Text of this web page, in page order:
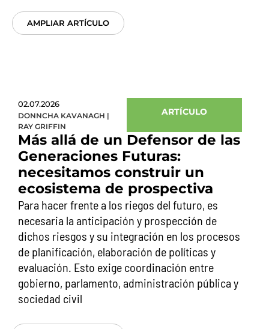
AMPLIAR ARTÍCULO
02.07.2026
DONNCHA KAVANAGH |
RAY GRIFFIN
ARTÍCULO
Más allá de un Defensor de las
Generaciones Futuras:
necesitamos construir un
ecosistema de prospectiva
Para hacer frente a los riegos del futuro, es
necesaria la anticipación y prospección de
dichos riesgos y su integración en los procesos
de planificación, elaboración de políticas y
evaluación. Esto exige coordinación entre
gobierno, parlamento, administración pública y
sociedad civil